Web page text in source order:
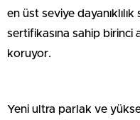
en üst seviye
sertifikasına sahip birinci
koruyor.
Yeni ultra parlak ve